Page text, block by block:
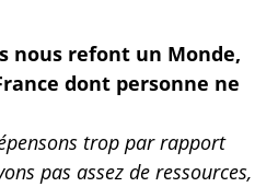
nous refont un Monde,
dont personne ne
trop par rapport
pas assez de ressources,